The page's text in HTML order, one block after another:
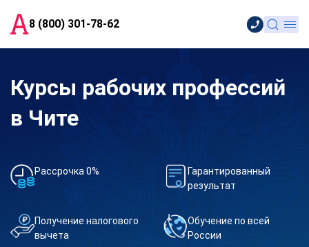
8 (800) 301-78-62
Курсы рабочих профессий
в Чите
Рассрочка 0%
Гарантированный
результат
Получение налогового
вычета
Обучение по всей
России